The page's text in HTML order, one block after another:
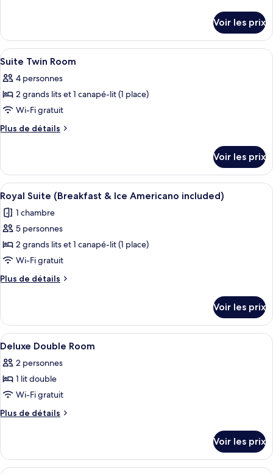
Deluxe
avec
lits
jumeaux
(Breakfast
&
Ice
Americano
le
type
de
Chambre
Deluxe
lits
jumeaux
(Breakfast
Americano
included)
Voir les prix
Afficher
toutes
les
photos
pour
ce
chambre :
Suite
Twin
Room
Literie hypoallergénique, couette en
20
Suite Twin Room
4 personnes
2 grands lits et 1 canapé-lit (1 place)
Wi-Fi gratuit
Plus de détails
Plus
le
type
de
chambre
Suite
Twin
Voir les prix
Afficher
toutes
les
photos
pour
ce
type
de
Royal
Suite
(Breakfast
&
Ice
Americano
included)
Royal Suite (Breakfast & Ice
31
Royal Suite (Breakfast & Ice Americano included)
1 chambre
5 personnes
2 grands lits et 1 canapé-lit (1 place)
Wi-Fi gratuit
Plus de détails
Plus
le
type
de
Royal
Suite
&
Ice
Americano
Voir les prix
Afficher
toutes
les
photos
pour
ce
chambre :
Deluxe
Literie hypoallergénique, couette en
24
Deluxe Double Room
2 personnes
1 lit double
Wi-Fi gratuit
Plus de détails
Plus
le
type
Voir les prix
Literie hypoallergénique, couette en